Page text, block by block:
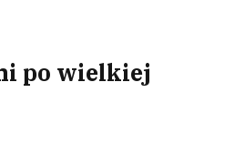
po wielkiej